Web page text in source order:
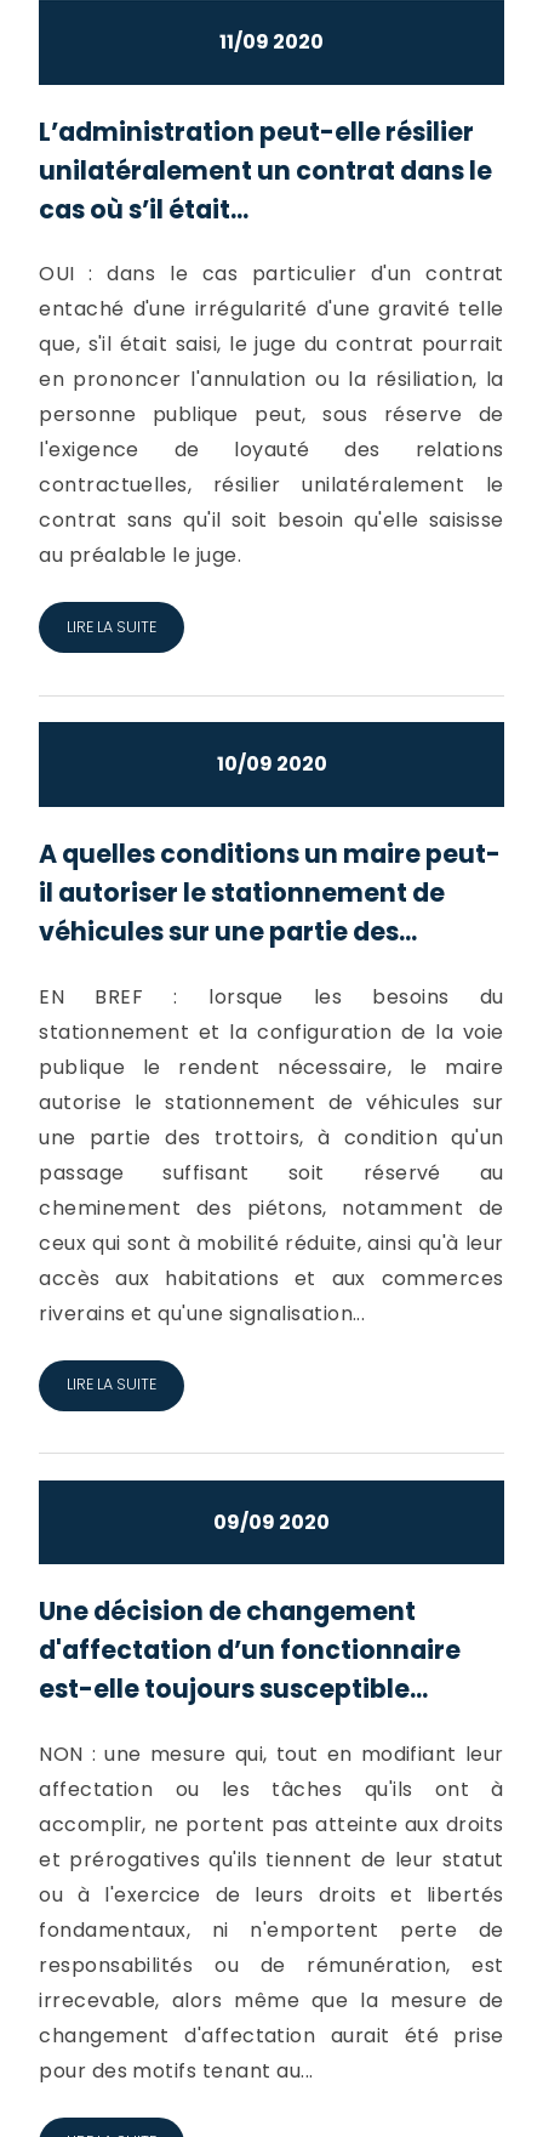
11/09 2020
L’administration peut-elle résilier
unilatéralement un contrat dans le
cas où s’il était...
OUI : dans le cas particulier d'un contrat
entaché d'une irrégularité d'une gravité telle
que, s'il était saisi, le juge du contrat pourrait
en prononcer l'annulation ou la résiliation, la
personne publique peut, sous réserve de
l'exigence de loyauté des relations
contractuelles, résilier unilatéralement le
contrat sans qu'il soit besoin qu'elle saisisse
au préalable le juge.
LIRE LA SUITE
10/09 2020
A quelles conditions un maire peut-
il autoriser le stationnement de
véhicules sur une partie des...
EN BREF : lorsque les besoins du
stationnement et la configuration de la voie
publique le rendent nécessaire, le maire
autorise le stationnement de véhicules sur
une partie des trottoirs, à condition qu'un
passage suffisant soit réservé au
cheminement des piétons, notamment de
ceux qui sont à mobilité réduite, ainsi qu'à leur
accès aux habitations et aux commerces
riverains et qu'une signalisation...
LIRE LA SUITE
09/09 2020
Une décision de changement
d'affectation d’un fonctionnaire
est-elle toujours susceptible...
NON : une mesure qui, tout en modifiant leur
affectation ou les tâches qu'ils ont à
accomplir, ne portent pas atteinte aux droits
et prérogatives qu'ils tiennent de leur statut
ou à l'exercice de leurs droits et libertés
fondamentaux, ni n'emportent perte de
responsabilités ou de rémunération, est
irrecevable, alors même que la mesure de
changement d'affectation aurait été prise
pour des motifs tenant au...